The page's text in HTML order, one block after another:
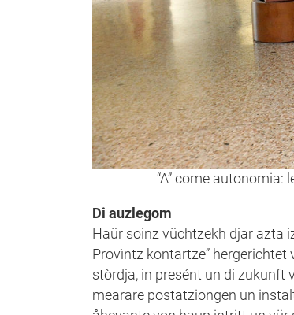
“A” come autonomia:
Di auzlegom
Haür soinz vüchtzekh djar azta
Provìntz kontartze” hergerichtet
stòrdja, in presént un di zukunft
mearare postatziongen un